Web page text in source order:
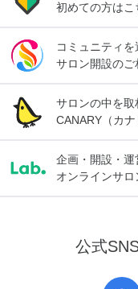
初めての方はこ
コミュニティ
サロン開設のご
サロンの中を取
CANARY（カナ
企画・開設・運
オンラインサロ
公式